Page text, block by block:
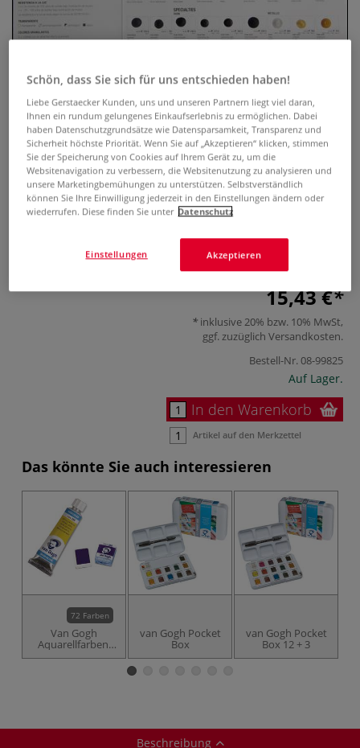
van Gogh Aquarell Dot Card
0 Bewertungen
72 mit Wasser anlösbare Farbfelder, perfekt für alle
Aquarellbegeisterten zum Ausprobieren.
Mehr
15,43 €
inklusive 20% bzw. 10% MwSt,
ggf. zuzüglich Versandkosten.
Bestell-Nr.08-99825
Auf Lager.
In den Warenkorb
Artikel auf den Merkzettel
Das könnte Sie auch interessieren
72 Farben
Van Gogh
Aquarellfarben,
einzeln
van Gogh Pocket
Box
van Gogh Pocket
Box 12 + 3
Beschreibung
Schön, dass Sie sich für uns entschieden haben!
Liebe Gerstaecker Kunden, uns und unseren Partnern liegt viel daran,
Ihnen ein rundum gelungenes Einkaufserlebnis zu ermöglichen. Dabei
haben Datenschutzgrundsätze wie Datensparsamkeit, Transparenz und
Sicherheit höchste Priorität. Wenn Sie auf „Akzeptieren“ klicken, stimmen
Sie der Speicherung von Cookies auf Ihrem Gerät zu, um die
Websitenavigation zu verbessern, die Websitenutzung zu analysieren und
unsere Marketingbemühungen zu unterstützen. Selbstverständlich
können Sie Ihre Einwilligung jederzeit in den Einstellungen ändern oder
wiederrufen. Diese finden Sie unter Datenschutz
Akzeptieren
Einstellungen